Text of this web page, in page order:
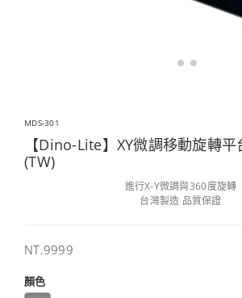
MDS-301
【Dino-Lite】XY微調移動旋轉平
(TW)
進行X-Y微調與360度旋轉
台灣製造 品質保證
售
NT.9999
顏色